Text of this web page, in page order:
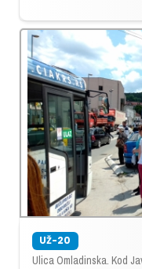
UŽ-20
Ulica Omladinska. Kod